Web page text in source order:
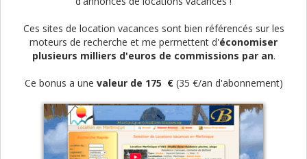
Ces sites de location vacances sont bien référencés sur les
moteurs de recherche et me permettent d'économiser
plusieurs milliers d'euros de commissions par an.
Ce bonus a une valeur de 175 €(35 €/an d'abonnement)